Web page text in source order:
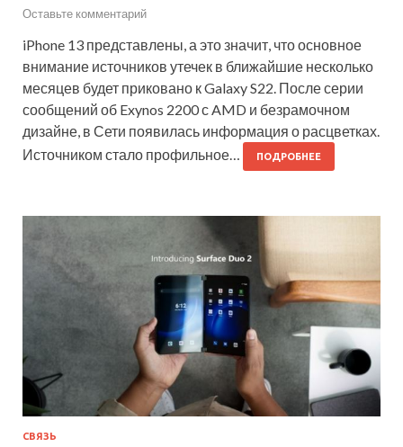
Оставьте комментарий
iPhone 13 представлены, а это значит, что основное
внимание источников утечек в ближайшие несколько
месяцев будет приковано к Galaxy S22. После серии
сообщений об Exynos 2200 с AMD и безрамочном
дизайне, в Сети появилась информация о расцветках.
Источником стало профильное…
ПОДРОБНЕЕ
СВЯЗЬ